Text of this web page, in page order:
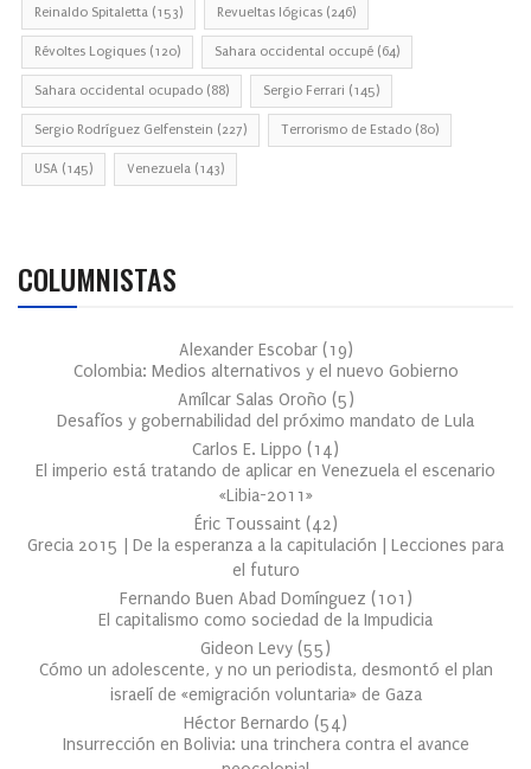
Reinaldo Spitaletta (153) Revueltas lógicas (246)
Révoltes Logiques (120) Sahara occidental occupé (64)
Sahara occidental ocupado (88) Sergio Ferrari (145)
Sergio Rodríguez Gelfenstein (227) Terrorismo de Estado (80)
USA (145) Venezuela (143)
COLUMNISTAS
Alexander Escobar (19)
Colombia: Medios alternativos y el nuevo Gobierno
Amílcar Salas Oroño (5)
Desafíos y gobernabilidad del próximo mandato de Lula
Carlos E. Lippo (14)
El imperio está tratando de aplicar en Venezuela el escenario
«Libia-2011»
Éric Toussaint (42)
Grecia 2015 | De la esperanza a la capitulación | Lecciones para
el futuro
Fernando Buen Abad Domínguez (101 )
El capitalismo como sociedad de la Impudicia
Gideon Levy (55)
Cómo un adolescente, y no un periodista, desmontó el plan
israelí de «emigración voluntaria» de Gaza
Héctor Bernardo (54)
Insurrección en Bolivia: una trinchera contra el avance